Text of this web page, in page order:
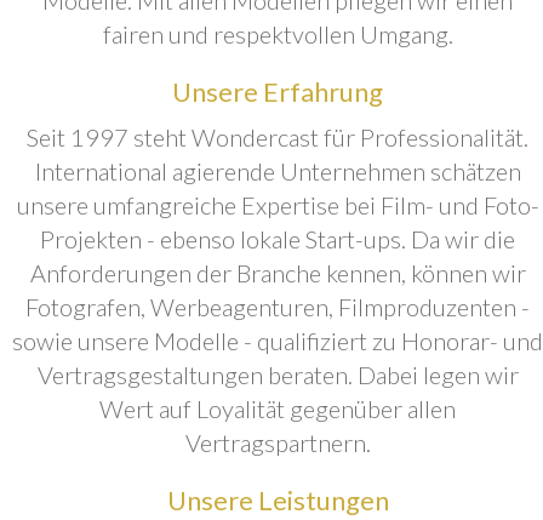
fairen und respektvollen Umgang.
Unsere Erfahrung
Seit 1997 steht Wondercast für Professionalität.
International agierende Unternehmen schätzen
unsere umfangreiche Expertise bei Film- und Foto-
Projekten - ebenso lokale Start-ups. Da wir die
Anforderungen der Branche kennen, können wir
Fotografen, Werbeagenturen, Filmproduzenten -
sowie unsere Modelle - qualifiziert zu Honorar- und
Vertragsgestaltungen beraten. Dabei legen wir
Wert auf Loyalität gegenüber allen
Vertragspartnern.
Unsere Leistungen